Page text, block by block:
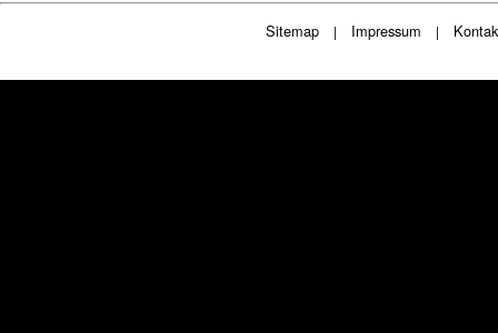
Sitemap | Impressum |